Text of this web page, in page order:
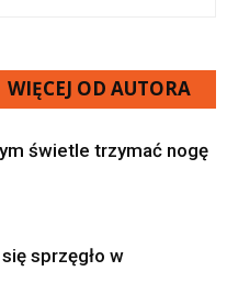
WIĘCEJ OD AUTORA
świetle trzymać nogę
sprzęgło w